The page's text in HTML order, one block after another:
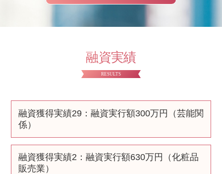
融資実績
RESULTS
融資獲得実績29：融資実行額300万円（芸能関
係）
融資獲得実績2 ：融資実行額630万円（化粧品
販売業）